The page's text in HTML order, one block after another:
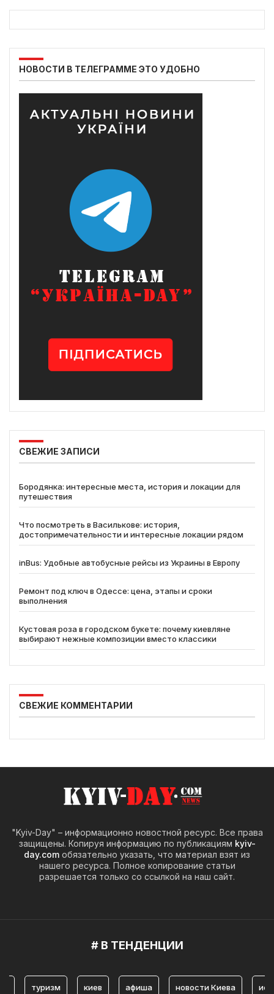
НОВОСТИ В ТЕЛЕГРАММЕ ЭТО УДОБНО
СВЕЖИЕ ЗАПИСИ
Бородянка: интересные места, история и локации для
путешествия
Что посмотреть в Василькове: история,
достопримечательности и интересные локации рядом
inBus: Удобные автобусные рейсы из Украины в Европу
Ремонт под ключ в Одессе: цена, этапы и сроки
выполнения
Кустовая роза в городском букете: почему киевляне
выбирают нежные композиции вместо классики
СВЕЖИЕ КОММЕНТАРИИ
"Kyiv-Day" – информационно новостной ресурс. Все права
защищены. Копируя информацию по публикациям kyiv-
day.com обязательно указать, что материал взят из
нашего ресурса. Полное копирование статьи
разрешается только со ссылкой на наш сайт.
# В ТЕНДЕНЦИИ
туризм киев афиша новости Киева история